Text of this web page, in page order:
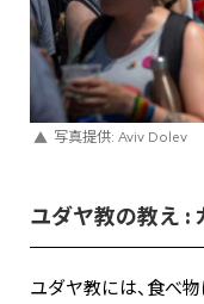
写真提供: Aviv Dolev
ユダヤ教の教え :
ユダヤ教には、食べ